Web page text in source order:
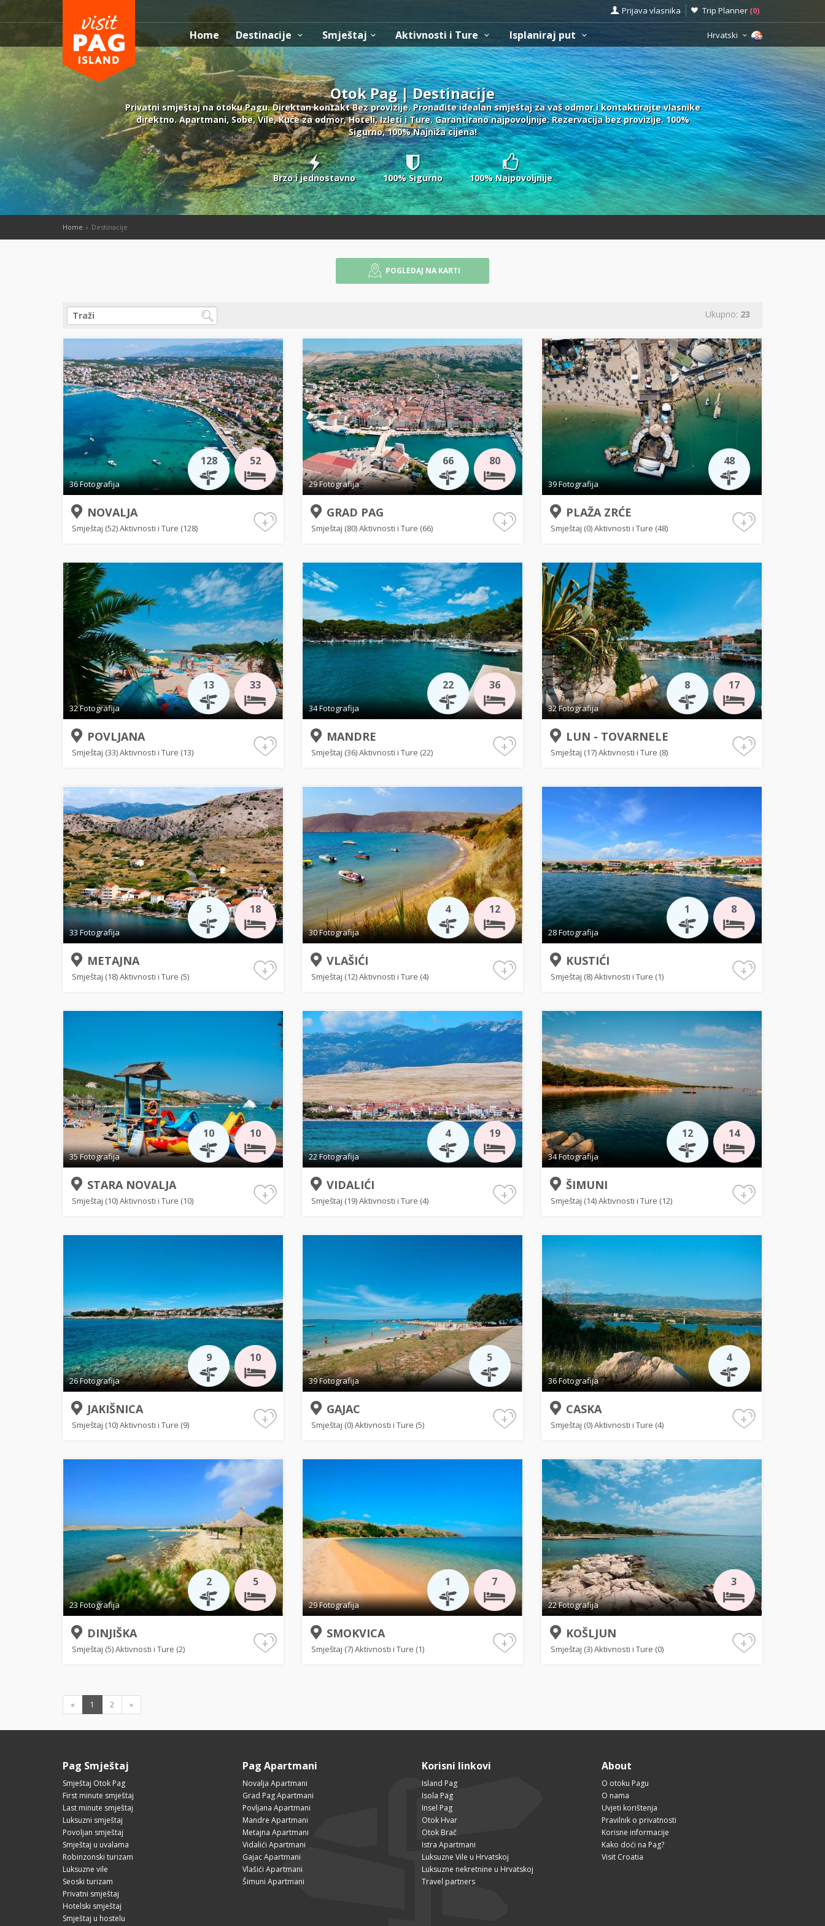
Prijava vlasnika Trip Planner (0)
Home Destinacije Smještaj Aktivnosti i Ture Isplaniraj put Hrvatski
Otok Pag | Destinacije
Privatni smještaj na otoku Pagu. Direktan kontakt Bez provizije. Pronađite idealan smještaj za vaš odmor i kontaktirajte vlasnike
direktno. Apartmani, Sobe, Vile, Kuće za odmor, Hoteli, Izleti i Ture. Garantirano najpovoljnije. Rezervacija bez provizije. 100%
Sigurno, 100% Najniža cijena!
Brzo i jednostavno 100% Sigurno 100% Najpovoljnije
Home Destinacije
POGLEDAJ NA KARTI
Ukupno: 23
36 Fotografija
52
128
NOVALJA
Smještaj (52)Aktivnosti i Ture (128) +
29 Fotografija
80
66
GRAD PAG
Smještaj (80)Aktivnosti i Ture (66) +
39 Fotografija
48
PLAŽA ZRĆE
Smještaj (0)Aktivnosti i Ture (48) +
32 Fotografija
33
13
POVLJANA
Smještaj (33)Aktivnosti i Ture (13) +
34 Fotografija
36
22
MANDRE
Smještaj (36)Aktivnosti i Ture (22) +
32 Fotografija
17
8
LUN - TOVARNELE
Smještaj (17)Aktivnosti i Ture (8) +
33 Fotografija
18
5
METAJNA
Smještaj (18)Aktivnosti i Ture (5) +
30 Fotografija
12
4
VLAŠIĆI
Smještaj (12)Aktivnosti i Ture (4) +
28 Fotografija
8
1
KUSTIĆI
Smještaj (8)Aktivnosti i Ture (1) +
35 Fotografija
10
10
STARA NOVALJA
Smještaj (10)Aktivnosti i Ture (10) +
22 Fotografija
19
4
VIDALIĆI
Smještaj (19)Aktivnosti i Ture (4) +
34 Fotografija
14
12
ŠIMUNI
Smještaj (14)Aktivnosti i Ture (12) +
26 Fotografija
10
9
JAKIŠNICA
Smještaj (10)Aktivnosti i Ture (9) +
39 Fotografija
5
GAJAC
Smještaj (0)Aktivnosti i Ture (5) +
36 Fotografija
4
CASKA
Smještaj (0)Aktivnosti i Ture (4) +
23 Fotografija
5
2
DINJIŠKA
Smještaj (5)Aktivnosti i Ture (2) +
29 Fotografija
7
1
SMOKVICA
Smještaj (7)Aktivnosti i Ture (1) +
22 Fotografija
3
KOŠLJUN
Smještaj (3)Aktivnosti i Ture (0) +
« 1 2 »
Pag Smještaj
Smještaj Otok Pag
First minute smještaj
Last minute smještaj
Luksuzni smještaj
Povoljan smještaj
Smještaj u uvalama
Robinzonski turizam
Luksuzne vile
Seoski turizam
Privatni smještaj
Hotelski smještaj
Smještaj u hostelu
Pag Apartmani
Novalja Apartmani
Grad Pag Apartmani
Povljana Apartmani
Mandre Apartmani
Metajna Apartmani
Vidalići Apartmani
Gajac Apartmani
Vlašići Apartmani
Šimuni Apartmani
Korisni linkovi
Island Pag
Isola Pag
Insel Pag
Otok Hvar
Otok Brač
Istra Apartmani
Luksuzne Vile u Hrvatskoj
Luksuzne nekretnine u Hrvatskoj
Travel partners
About
O otoku Pagu
O nama
Uvjeti korištenja
Pravilnik o privatnosti
Korisne informacije
Kako doći na Pag?
Visit Croatia